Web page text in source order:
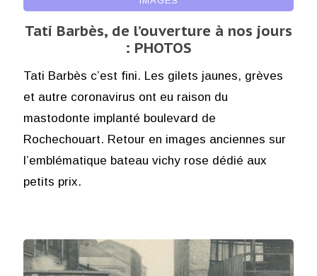
Tati Barbès, de l’ouverture à nos jours
: PHOTOS
Tati Barbès c’est fini. Les gilets jaunes, grèves
et autre coronavirus ont eu raison du
mastodonte implanté boulevard de
Rochechouart. Retour en images anciennes sur
l’emblématique bateau vichy rose dédié aux
petits prix.